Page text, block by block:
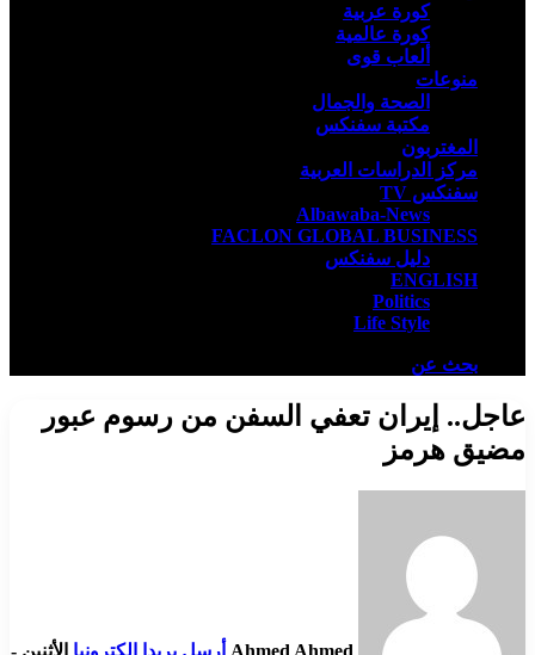
كورة عربية
كورة عالمية
ألعاب قوى
منوعات
الصحة والجمال
مكتبة سفنكس
المغتربون
مركز الدراسات العربية
سفنكس TV
Albawaba-News
FACLON GLOBAL BUSINESS
دليل سفنكس
ENGLISH
Politics
Life Style
بحث عن
عاجل.. إيران تعفي السفن من رسوم عبور
مضيق هرمز
Ahmed Ahmed أرسل بريدا إلكترونيا الأثنين -